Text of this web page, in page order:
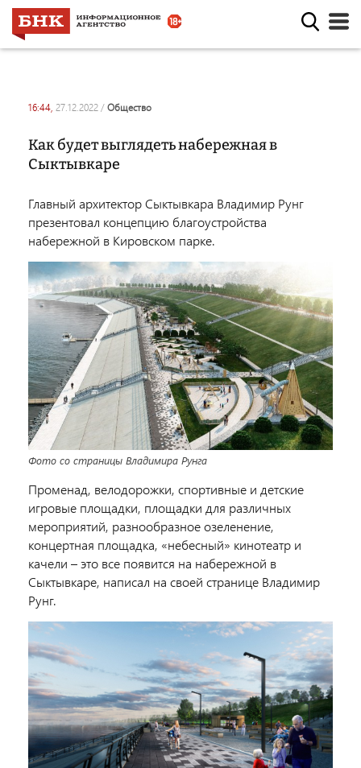
16:44, 27.12.2022 / общество
Как будет выглядеть набережная в
Сыктывкаре
Главный архитектор Сыктывкара Владимир Рунг
презентовал концепцию благоустройства
набережной в Кировском парке.
Фото со страницы Владимира Рунга
Променад, велодорожки, спортивные и детские
игровые площадки, площадки для различных
мероприятий, разнообразное озеленение,
концертная площадка, «небесный» кинотеатр и
качели – это все появится на набережной в
Сыктывкаре, написал на своей странице Владимир
Рунг.